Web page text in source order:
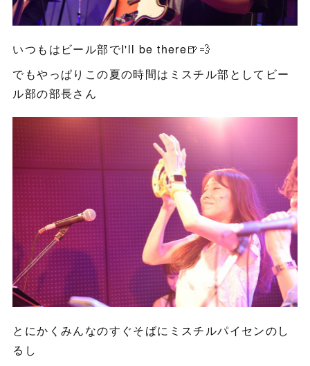
いつもはビール部でI'll be there🍺💨
でもやっぱりこの夏の時間はミスチル部としてビー
ル部の部長さん
とにかくみんなのすぐそばにミスチルパイセンのし
るし